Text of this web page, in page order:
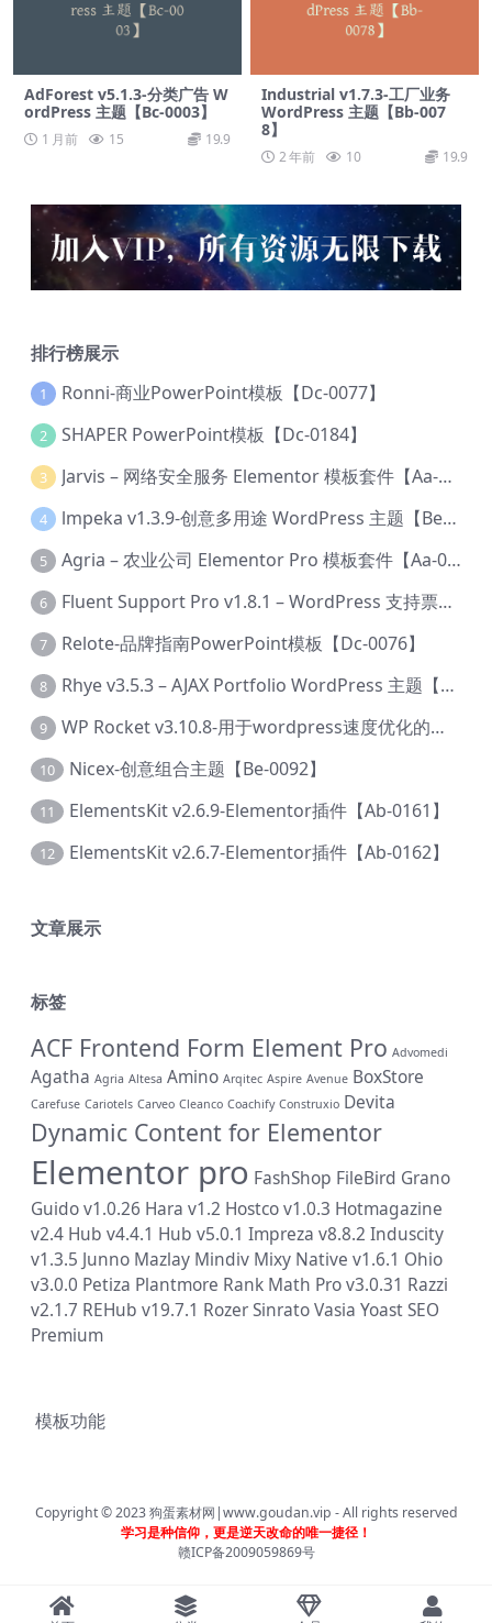
AdForest v5.1.3-分类广告 W
ordPress 主题【Bc-0003】
1 月前 15 19.9
Industrial v1.7.3-工厂业务
WordPress 主题【Bb-007
8】
2 年前 10 19.9
排行榜展示
1 Ronni-商业PowerPoint模板【Dc-0077】
2 SHAPER PowerPoint模板【Dc-0184】
3 Jarvis – 网络安全服务 Elementor 模板套件【Aa-0035】
4 lmpeka v1.3.9-创意多用途 WordPress 主题【Be-0064】
5 Agria – 农业公司 Elementor Pro 模板套件【Aa-0003】
6 Fluent Support Pro v1.8.1 – WordPress 支持票务系统【Cc-0041】
7 Relote-品牌指南PowerPoint模板【Dc-0076】
8 Rhye v3.5.3 – AJAX Portfolio WordPress 主题【Bi-0049】
9 WP Rocket v3.10.8-用于wordpress速度优化的缓存加速插件【Cd-0019】
10 Nicex-创意组合主题【Be-0092】
11 ElementsKit v2.6.9-Elementor插件【Ab-0161】
12 ElementsKit v2.6.7-Elementor插件【Ab-0162】
文章展示
标签
ACF Frontend Form Element Pro Advomedi
Agatha Agria Altesa Amino Arqitec Aspire Avenue BoxStore
Carefuse Cariotels Carveo Cleanco Coachify Construxio Devita
Dynamic Content for Elementor
Elementor pro FashShop FileBird Grano
Guido v1.0.26 Hara v1.2 Hostco v1.0.3 Hotmagazine
v2.4 Hub v4.4.1 Hub v5.0.1 Impreza v8.8.2 Induscity
v1.3.5 Junno Mazlay Mindiv Mixy Native v1.6.1 Ohio
v3.0.0 Petiza Plantmore Rank Math Pro v3.0.31 Razzi
v2.1.7 REHub v19.7.1 RozerSinratoVasia Yoast SEO
Premium
模板功能
Copyright © 2023狗蛋素材网|www.goudan.vip - All rights reserved
学习是种信仰，更是逆天改命的唯一捷径！
赣ICP备2009059869号